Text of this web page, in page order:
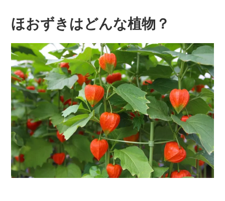
ほおずきはどんな植物？